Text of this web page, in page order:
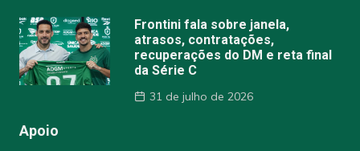
Frontini fala sobre janela,
atrasos, contratações,
recuperações do DM e reta final
da Série C
31 de julho de 2026
Apoio